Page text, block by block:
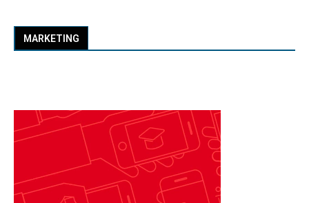
MARKETING